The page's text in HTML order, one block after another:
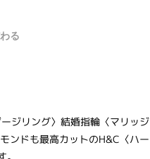
る
ジリング〉結婚指輪〈マリッジ
ンドも最高カットのH&C〈ハー